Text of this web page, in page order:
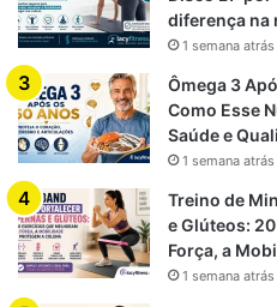
Giant
Sets
Muito
alta
Muito
Pirâmide Alta
As Drop Sets são ideais para
em curto período , enquanto
mais tempo ou foco em
diferença na
1 semana atrás
Ômega 3
Como Esse
Saúde e
1 semana atrás
Treino de
e Glúteos:
Força, a
1 semana atrás